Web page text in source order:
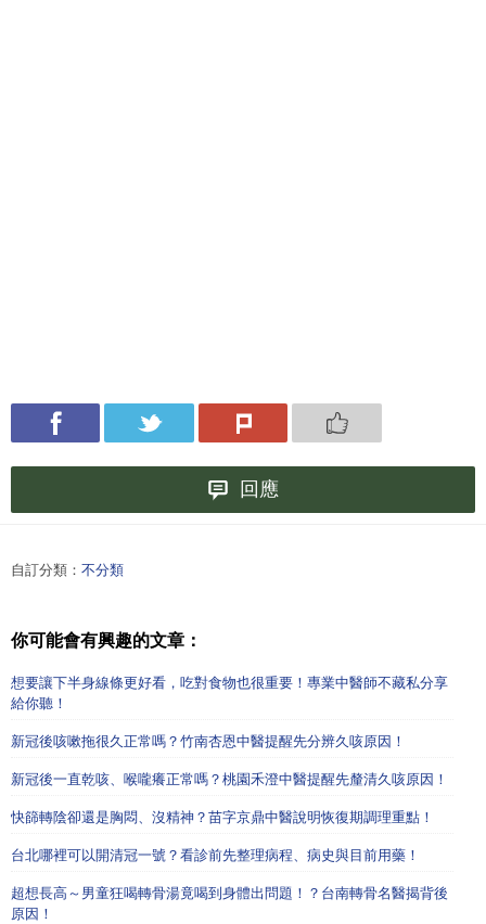
回應
自訂分類： 不分類
你可能會有興趣的文章：
想要讓下半身線條更好看，吃對食物也很重要！專業中醫師不藏私分享
給你聽！
新冠後咳嗽拖很久正常嗎？竹南杏恩中醫提醒先分辨久咳原因！
新冠後一直乾咳、喉嚨癢正常嗎？桃園禾澄中醫提醒先釐清久咳原因！
快篩轉陰卻還是胸悶、沒精神？苗字京鼎中醫說明恢復期調理重點！
台北哪裡可以開清冠一號？看診前先整理病程、病史與目前用藥！
超想長高～男童狂喝轉骨湯竟喝到身體出問題！？台南轉骨名醫揭背後
原因！